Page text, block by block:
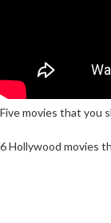
Five movies that you
6 Hollywood movies